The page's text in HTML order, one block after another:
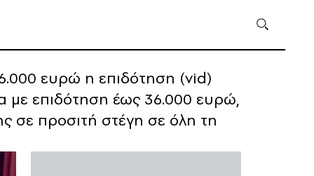
ευρώ η επιδότηση (vid)
με επιδότηση έως 36.000 ευρώ,
σε προσιτή στέγη σε όλη τη